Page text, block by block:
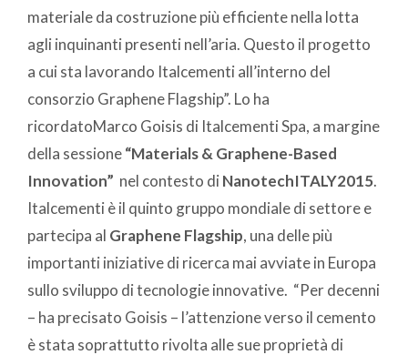
materiale da costruzione più efficiente nella lotta
agli inquinanti presenti nell’aria. Questo il progetto
a cui sta lavorando Italcementi all’interno del
consorzio Graphene Flagship”. Lo ha
ricordatoMarco Goisis di Italcementi Spa, a margine
della sessione“Materials & Graphene-Based
Innovation” nel contesto di NanotechITALY2015.
Italcementi è il quinto gruppo mondiale di settore e
partecipa al Graphene Flagship, una delle più
importanti iniziative di ricerca mai avviate in Europa
sullo sviluppo di tecnologie innovative. “Per decenni
– ha precisato Goisis – l’attenzione verso il cemento
è stata soprattutto rivolta alle sue proprietà di